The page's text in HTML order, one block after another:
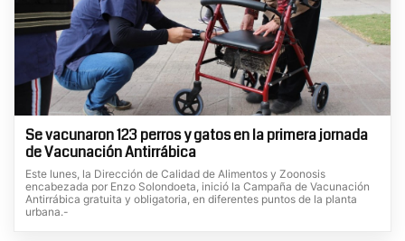
Se vacunaron 123 perros y gatos en la primera jornada
de Vacunación Antirrábica
Este lunes, la Dirección de Calidad de Alimentos y Zoonosis
encabezada por Enzo Solondoeta, inició la Campaña de Vacunación
Antirrábica gratuita y obligatoria, en diferentes puntos de la planta
urbana.-